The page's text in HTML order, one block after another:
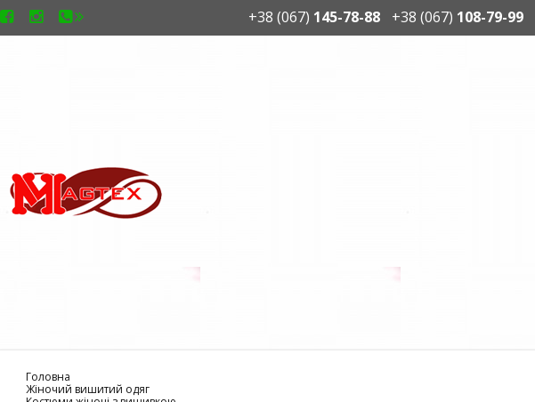
+38 (067) 145-78-88 +38 (067) 108-79-99
Головна
Жіночий вишитий одяг